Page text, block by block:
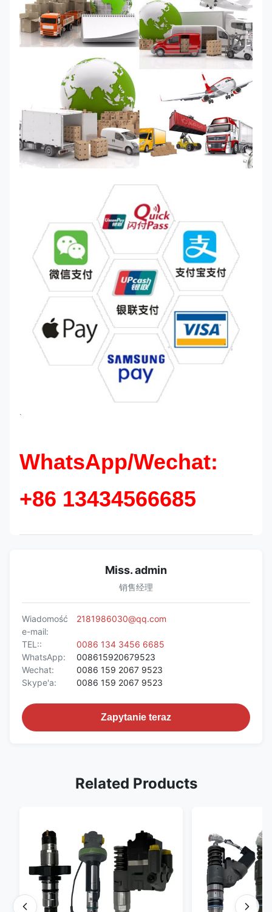
`
WhatsApp/Wechat:
+86 13434566685
Miss. admin
销售经理
Wiadomość
e-mail:
2181986030@qq.com
TEL::
0086 134 3456 6685
WhatsApp:
008615920679523
Wechat:
0086 159 2067 9523
Skype'a:
0086 159 2067 9523
Zapytanie teraz
Related Products